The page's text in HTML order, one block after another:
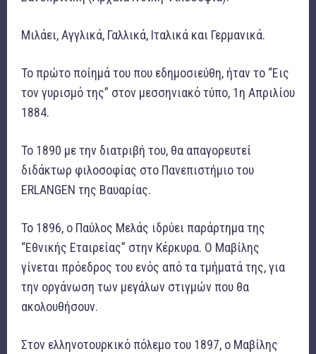
Μιλάει, Αγγλικά, Γαλλικά, Ιταλικά και Γερμανικά.
Το πρώτο ποίημά του που εδημοσιεύθη, ήταν το “Εις
τον γυρισμό της” στον μεσσηνιακό τύπο, 1η Απριλίου
1884.
Το 1890 με την διατριβή του, θα απαγορευτεί
διδάκτωρ φιλοσοφίας στο Πανεπιστήμιο του
ERLANGEN της Βαυαρίας.
Το 1896, ο Παύλος Μελάς ιδρύει παράρτημα της
“Εθνικής Εταιρείας” στην Κέρκυρα. Ο Μαβίλης
γίνεται πρόεδρος του ενός από τα τμήματά της, για
την οργάνωση των μεγάλων στιγμών που θα
ακολουθήσουν.
Στον ελληνοτουρκικό πόλεμο του 1897, ο Μαβίλης